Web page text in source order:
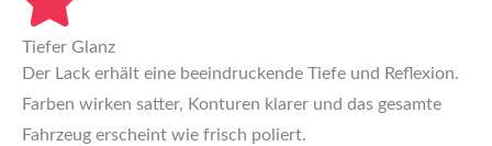
Tiefer Glanz
Der Lack erhält eine beeindruckende Tiefe und Reflexion.
Farben wirken satter, Konturen klarer und das gesamte
Fahrzeug erscheint wie frisch poliert.